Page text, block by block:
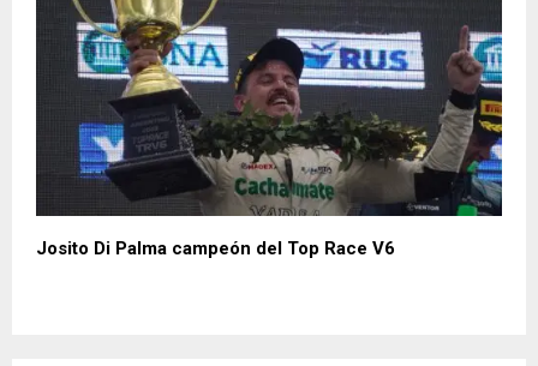
Josito Di Palma campeón del Top Race V6